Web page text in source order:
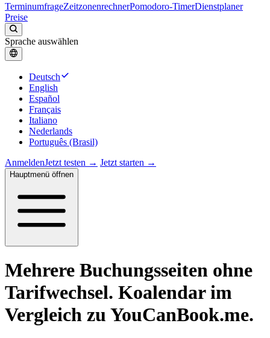
TerminumfrageZeitzonenrechnerPomodoro-TimerDienstplaner
Preise
Sprache auswählen
Deutsch
English
Español
Français
Italiano
Nederlands
Português (Brasil)
AnmeldenJetzt testen → Jetzt starten →
Hauptmenü öffnen
Mehrere Buchungsseiten ohne
Tarifwechsel. Koalendar im
Vergleich zu YouCanBook.me.